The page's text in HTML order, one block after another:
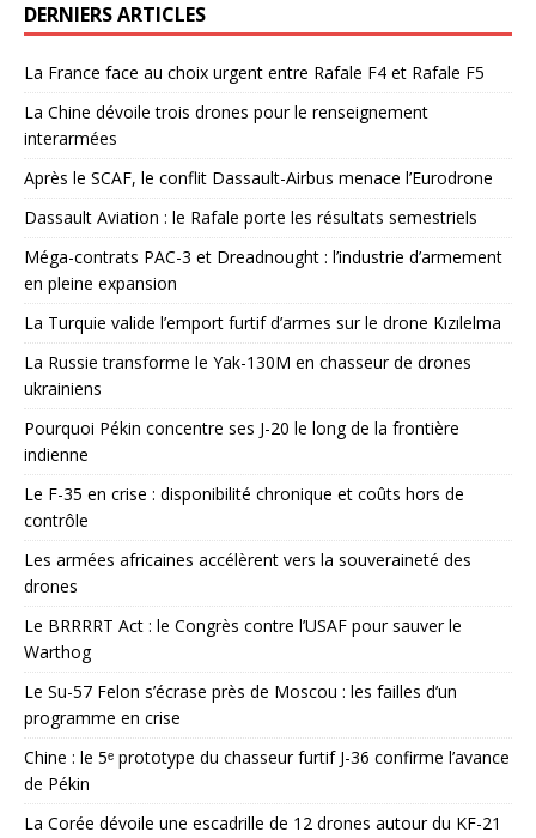
DERNIERS ARTICLES
La France face au choix urgent entre Rafale F4 et Rafale F5
La Chine dévoile trois drones pour le renseignement
interarmées
Après le SCAF, le conflit Dassault-Airbus menace l’Eurodrone
Dassault Aviation : le Rafale porte les résultats semestriels
Méga-contrats PAC-3 et Dreadnought : l’industrie d’armement
en pleine expansion
La Turquie valide l’emport furtif d’armes sur le drone Kızılelma
La Russie transforme le Yak-130M en chasseur de drones
ukrainiens
Pourquoi Pékin concentre ses J-20 le long de la frontière
indienne
Le F-35 en crise : disponibilité chronique et coûts hors de
contrôle
Les armées africaines accélèrent vers la souveraineté des
drones
Le BRRRRT Act : le Congrès contre l’USAF pour sauver le
Warthog
Le Su-57 Felon s’écrase près de Moscou : les failles d’un
programme en crise
Chine : le 5ᵉ prototype du chasseur furtif J-36 confirme l’avance
de Pékin
La Corée dévoile une escadrille de 12 drones autour du KF-21